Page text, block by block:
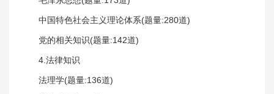
中国特色社会主义理论体系(题量:280道)
党的相关知识(题量:142道)
4.法律知识
法理学(题量:136道)